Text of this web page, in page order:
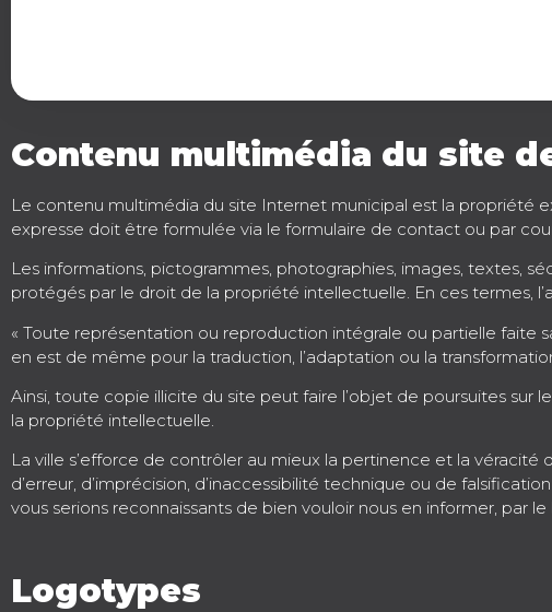
Contenu multimédia du site
Le contenu multimédia du site Internet municipal est la propriété
expresse doit être formulée via le formulaire de contact ou par
Les informations, pictogrammes, photographies, images, textes,
protégés par le droit de la propriété intellectuelle. En ces termes,
« Toute représentation ou reproduction intégrale ou partielle faite
en est de même pour la traduction, l’adaptation ou la
Ainsi, toute copie illicite du site peut faire l’objet de poursuites sur
la propriété intellectuelle.
La ville s’efforce de contrôler au mieux la pertinence et la
d’erreur, d’imprécision, d’inaccessibilité technique ou de
vous serions reconnaissants de bien vouloir nous en informer, par
Logotypes